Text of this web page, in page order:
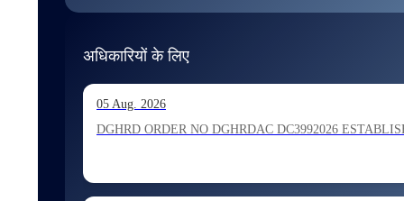
13 Jul. 2026
Allocation of Inspector recommended for appointment by
अधिकारियों के लिए
05 Aug. 2026
DGHRD ORDER NO DGHRDAC DC3992026